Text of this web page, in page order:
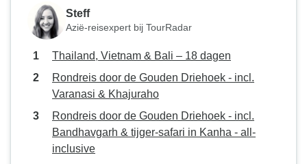
Steff
Azië-reisexpert bij TourRadar
Thailand, Vietnam & Bali – 18 dagen
Rondreis door de Gouden Driehoek - incl.
Varanasi & Khajuraho
Rondreis door de Gouden Driehoek - incl.
Bandhavgarh & tijger-safari in Kanha - all-
inclusive